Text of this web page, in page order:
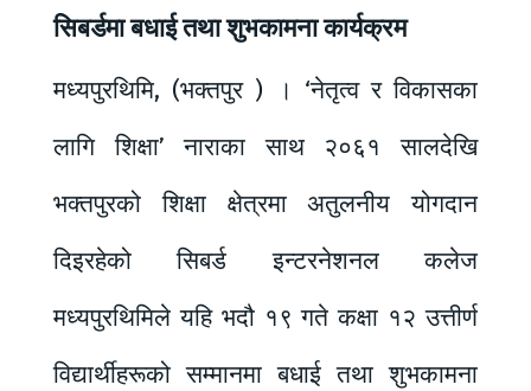
सिबर्डमा बधाई तथा शुभकामना कार्यक्रम
मध्यपुरथिमि, (भक्तपुर ) । ‘नेतृत्व र विकासका
लागि शिक्षा’ नाराका साथ २०६१ सालदेखि
भक्तपुरको शिक्षा क्षेत्रमा अतुलनीय योगदान
दिइरहेको सिबर्ड इन्टरनेशनल कलेज
मध्यपुरथिमिले यहि भदौ १९ गते कक्षा १२ उत्तीर्ण
विद्यार्थीहरूको सम्मानमा बधाई तथा शुभकामना